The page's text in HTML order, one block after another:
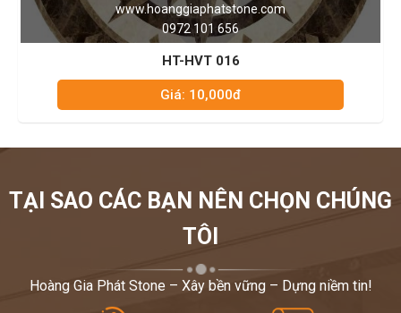
www.hoanggiaphatstone.com
0972 101 656
HT-HVT 016
Giá: 10,000đ
TẠI SAO CÁC BẠN NÊN CHỌN CHÚNG
TÔI
Hoàng Gia Phát Stone – Xây bền vững – Dựng niềm tin!